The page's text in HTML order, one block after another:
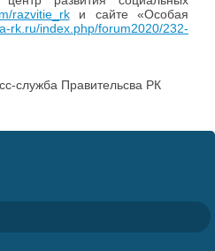
razvitie_rkи сайте «Особая
rk.ru/index.php/forum2020/232-
РК